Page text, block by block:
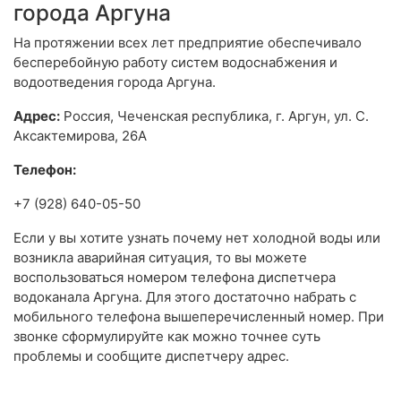
города Аргуна
На протяжении всех лет предприятие обеспечивало
бесперебойную работу систем водоснабжения и
водоотведения города Аргуна.
Адрес: Россия, Чеченская республика, г. Аргун, ул. С.
Аксактемирова, 26А
Телефон:
+7 (928) 640-05-50
Если у вы хотите узнать почему нет холодной воды или
возникла аварийная ситуация, то вы можете
воспользоваться номером телефона диспетчера
водоканала Аргуна. Для этого достаточно набрать с
мобильного телефона вышеперечисленный номер. При
звонке сформулируйте как можно точнее суть
проблемы и сообщите диспетчеру адрес.